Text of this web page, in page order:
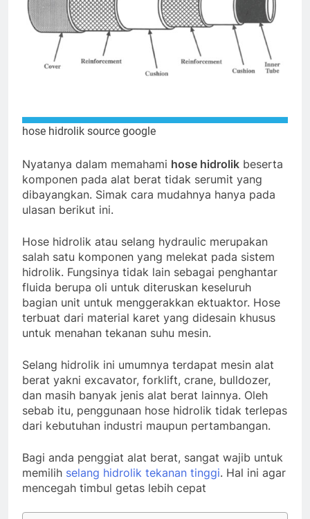
hose hidrolik source google
Nyatanya dalam memahami hose hidrolik beserta
komponen pada alat berat tidak serumit yang
dibayangkan. Simak cara mudahnya hanya pada
ulasan berikut ini.
Hose hidrolik atau selang hydraulic merupakan
salah satu komponen yang melekat pada sistem
hidrolik. Fungsinya tidak lain sebagai penghantar
fluida berupa oli untuk diteruskan keseluruh
bagian unit untuk menggerakkan ektuaktor. Hose
terbuat dari material karet yang didesain khusus
untuk menahan tekanan suhu mesin.
Selang hidrolik ini umumnya terdapat mesin alat
berat yakni excavator, forklift, crane, bulldozer,
dan masih banyak jenis alat berat lainnya. Oleh
sebab itu, penggunaan hose hidrolik tidak terlepas
dari kebutuhan industri maupun pertambangan.
Bagi anda penggiat alat berat, sangat wajib untuk
memilih selang hidrolik tekanan tinggi. Hal ini agar
mencegah timbul getas lebih cepat